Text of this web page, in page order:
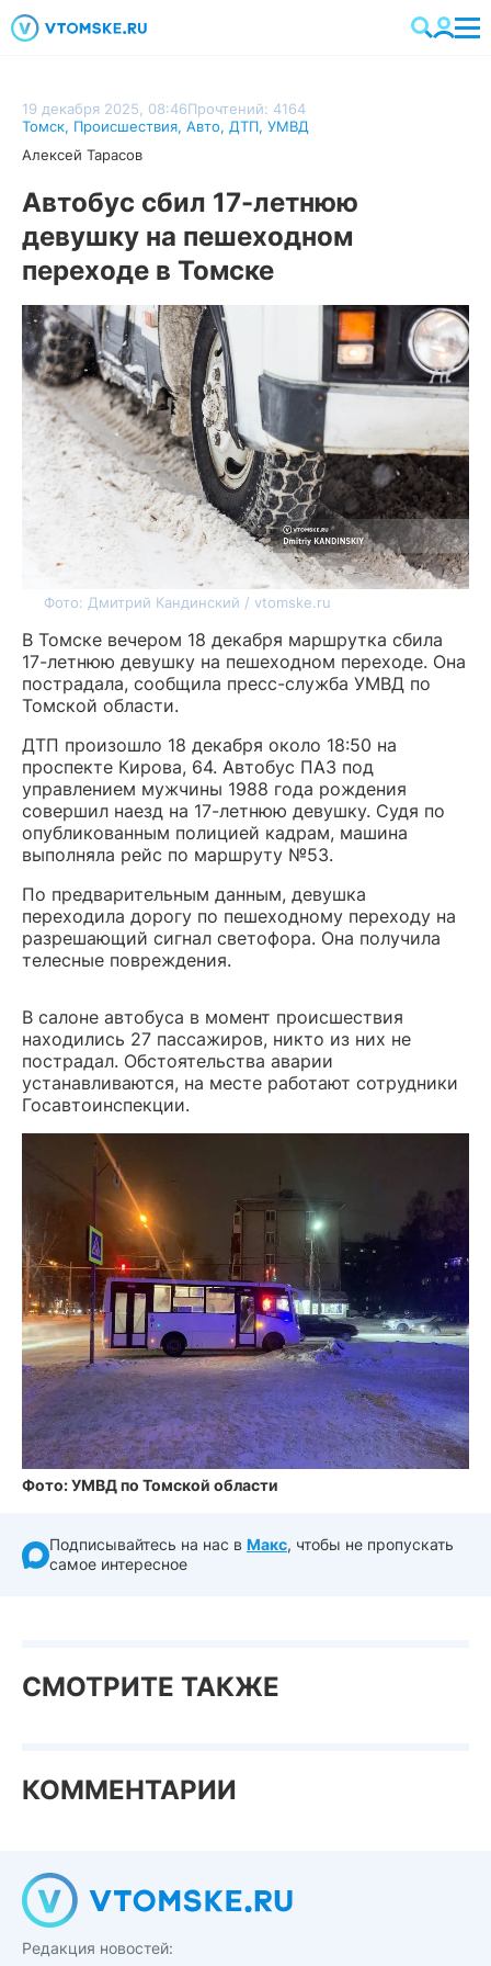
19 декабря 2025, 08:46Прочтений: 4164
Томск, Происшествия, Авто, ДТП, УМВД
Алексей Тарасов
Автобус сбил 17-летнюю
девушку на пешеходном
переходе в Томске
Фото: Дмитрий Кандинский / vtomske.ru
В Томске вечером 18 декабря маршрутка сбила
17-летнюю девушку на пешеходном переходе. Она
пострадала, сообщила пресс-служба УМВД по
Томской области.
ДТП произошло 18 декабря около 18:50 на
проспекте Кирова, 64. Автобус ПАЗ под
управлением мужчины 1988 года рождения
совершил наезд на 17-летнюю девушку. Судя по
опубликованным полицией кадрам, машина
выполняла рейс по маршруту №53.
По предварительным данным, девушка
переходила дорогу по пешеходному переходу на
разрешающий сигнал светофора. Она получила
телесные повреждения.
В салоне автобуса в момент происшествия
находились 27 пассажиров, никто из них не
пострадал. Обстоятельства аварии
устанавливаются, на месте работают сотрудники
Госавтоинспекции.
Фото: УМВД по Томской области
Подписывайтесь на нас в Макс, чтобы не пропускать
самое интересное
СМОТРИТЕ ТАКЖЕ
КОММЕНТАРИИ
Редакция новостей: